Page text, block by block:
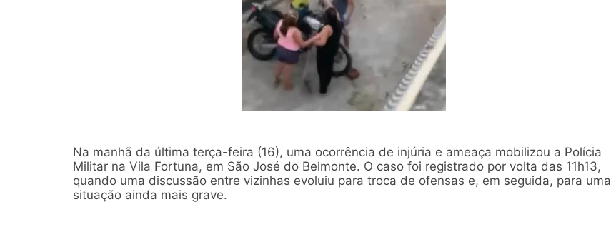
Na manhã da última terça-feira (16), uma ocorrência de injúria e ameaça mobilizou a Polícia
Militar na Vila Fortuna, em São José do Belmonte. O caso foi registrado por volta das 11h13,
quando uma discussão entre vizinhas evoluiu para troca de ofensas e, em seguida, para uma
situação ainda mais grave.